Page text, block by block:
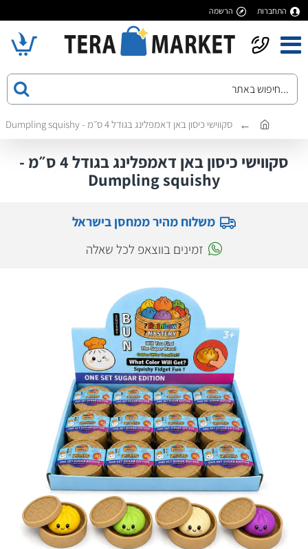
התחברות הרשמה
סקווישי כיסון באן דאמפלינג בגודל 4 ס״מ - Dumpling squishy
סקווישי כיסון באן דאמפלינג בגודל 4 ס״מ -
Dumpling squishy
משלוח מהיר ממחסן בישראל
זמינים בווצאפ לכל שאלה